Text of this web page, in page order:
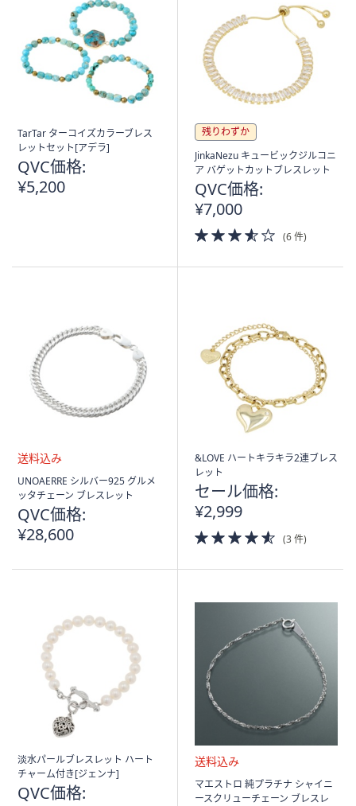
TarTar ターコイズカラーブレス
レットセット[アデラ]
QVC価格:
¥5,200
残りわずか
JinkaNezu キュービックジルコニ
ア バゲットカットブレスレット
QVC価格:
¥7,000
3.5
of
(6 件)
送
料
み
UNOAERRE シルバー925 グルメ
ッタチェーン ブレスレット
QVC価格:
¥28,600
&LOVE ハートキラキラ2連ブレス
レット
セール価格:
¥2,999
4.5
of
(3 件)
淡水パールブレスレット ハート
チャーム付き[ジェンナ]
QVC価格:
送
料
マエストロ 純プラチナ シャイニ
ースクリューチェーン ブレスレ